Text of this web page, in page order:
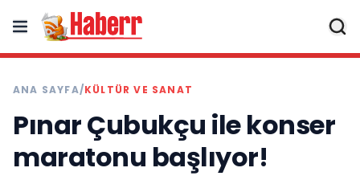
ANA SAYFA/KÜLTÜR VE SANAT
Pınar Çubukçu ile konser
maratonu başlıyor!